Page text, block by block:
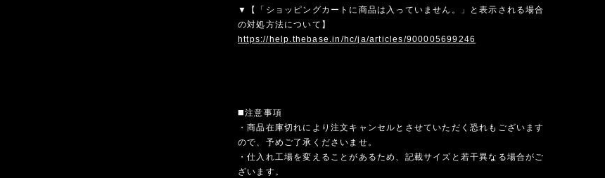
▼【「ショッピングカートに商品は入っていません。」と表示される場合
の対処方法について】
https://help.thebase.in/hc/ja/articles/900005699246
◼️注意事項
・商品在庫切れにより注文キャンセルとさせていただく恐れもございます
ので、予めご了承くださいませ。
・仕入れ工場を変えることがあるため、記載サイズと若干異なる場合がご
ざいます。